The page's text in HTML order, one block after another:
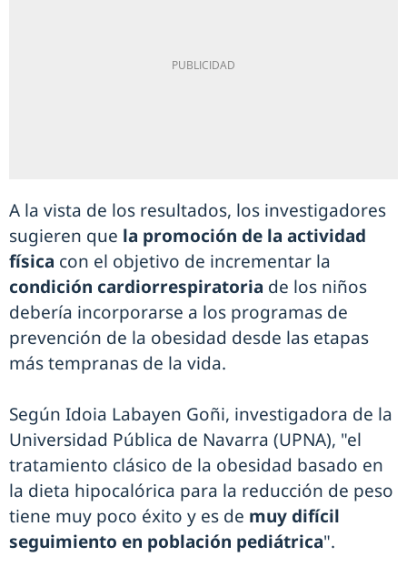
A la vista de los resultados, los investigadores
sugieren que la promoción de la actividad
física con el objetivo de incrementar la
condición cardiorrespiratoria de los niños
debería incorporarse a los programas de
prevención de la obesidad desde las etapas
más tempranas de la vida.
Según Idoia Labayen Goñi, investigadora de la
Universidad Pública de Navarra (UPNA), "el
tratamiento clásico de la obesidad basado en
la dieta hipocalórica para la reducción de peso
tiene muy poco éxito y es de muy difícil
seguimiento en población pediátrica".